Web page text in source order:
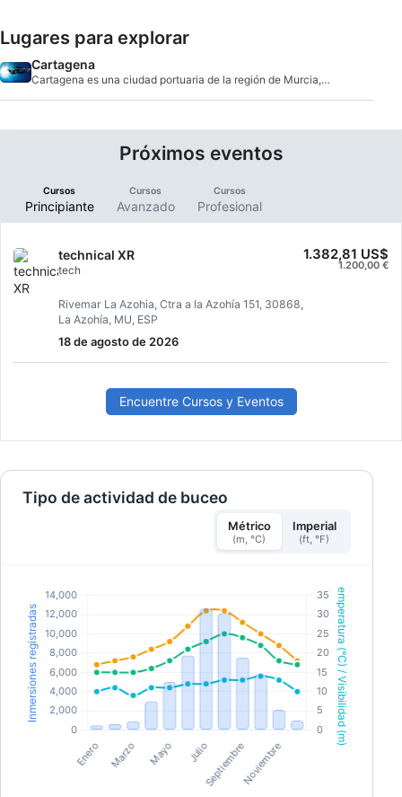
Lugares para explorar
Cartagena
Cartagena es una ciudad portuaria de la región de Murcia,
Próximos eventos
Cursos
Principiante
Cursos
Avanzado
Cursos
Profesional
technical XR
tech
Rivemar La Azohia, Ctra a la Azohía 151, 30868,
La Azohía, MU, ESP
18 de agosto de 2026
1.382,81 US$
1.200,00 €
Encuentre Cursos y Eventos
Tipo de actividad de buceo
Métrico
(m, °C)
Imperial
(ft, °F)